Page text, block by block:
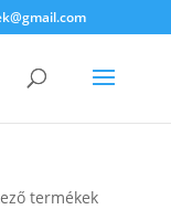
termékek